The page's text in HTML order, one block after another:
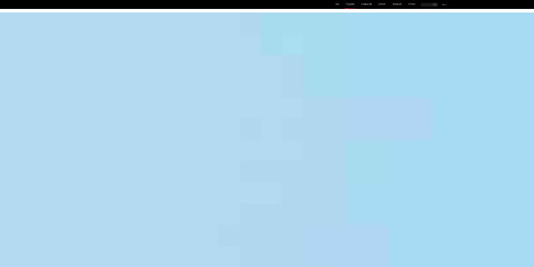
首页 产品及服务 行业解决方案 合作伙伴 投资者关系 关于我们 中EN